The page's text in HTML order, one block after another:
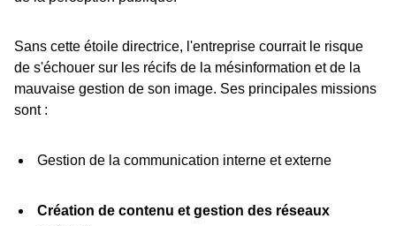
Sans cette étoile directrice, l'entreprise courrait le risque
de s'échouer sur les récifs de la mésinformation et de la
mauvaise gestion de son image. Ses principales missions
sont :
Gestion de la communication interne et externe
Création de contenu et gestion des réseaux